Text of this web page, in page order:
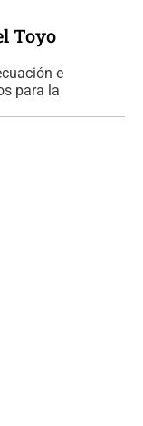
Toyo
e
para la